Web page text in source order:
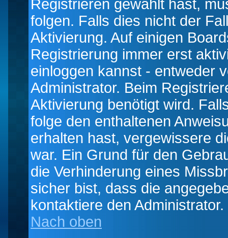
Registrieren gewählt hast,
folgen. Falls dies nicht der
Aktivierung. Auf einigen
Registrierung immer erst
einloggen kannst - entweder
Administrator. Beim
Aktivierung benötigt wird.
folge den enthaltenen
erhalten hast, vergewissere
war. Ein Grund für den
die Verhinderung eines
sicher bist, dass die
kontaktiere den Administrator.
Nach oben